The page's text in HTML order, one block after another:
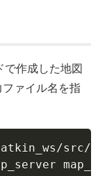
作成した地図
ァイル名を指
src/